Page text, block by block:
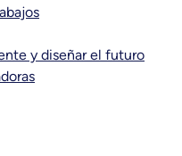
y diseñar el futuro